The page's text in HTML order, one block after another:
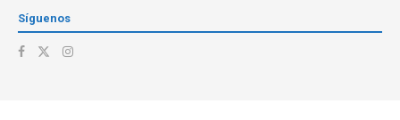
Síguenos